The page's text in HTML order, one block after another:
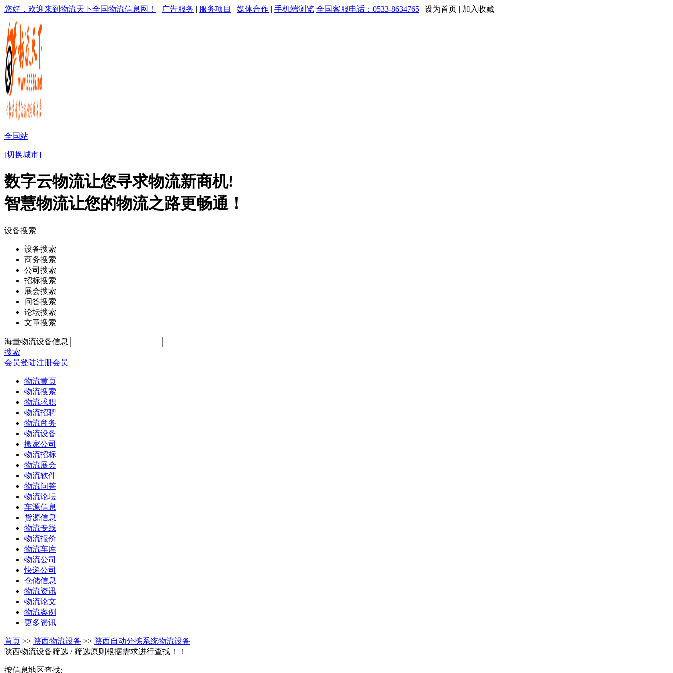
您好，欢迎来到物流天下全国物流信息网！ | 广告服务 | 服务项目 | 媒体合作 | 手机端浏览 全国客服电话：0533-8634765 | 设为首页 | 加入收藏
全国站
[切换城市]
数字云物流让您寻求物流新商机!
智慧物流让您的物流之路更畅通！
设备搜索
设备搜索
商务搜索
公司搜索
招标搜索
展会搜索
问答搜索
论坛搜索
文章搜索
海量物流设备信息
搜索
会员登陆注册会员
物流黄页
物流搜索
物流求职
物流招聘
物流商务
物流设备
搬家公司
物流招标
物流展会
物流软件
物流问答
物流论坛
车源信息
货源信息
物流专线
物流报价
物流车库
物流公司
快递公司
仓储信息
物流资讯
物流论文
物流案例
更多资讯
首页 >> 陕西物流设备 >> 陕西自动分拣系统物流设备
陕西物流设备筛选 / 筛选原则根据需求进行查找！！
按信息地区查找: